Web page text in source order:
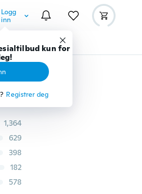
Logg
inn
kun for
Registrer deg
Verktøy
1,364
629
398
182
578